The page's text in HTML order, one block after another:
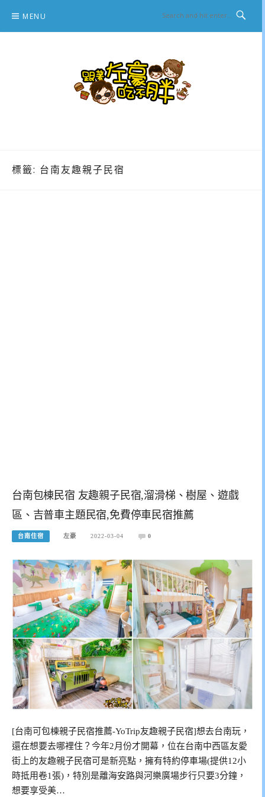
content
MENU
標籤: 台南友趣親子民宿
台南包棟民宿 友趣親子民宿,溜滑梯、樹屋、遊戲
區、吉普車主題民宿,免費停車民宿推薦
台南住宿 左豪 2022-03-04 0
[台南可包棟親子民宿推薦-YoTrip友趣親子民宿]想去台南玩，
還在想要去哪裡住？今年2月份才開幕，位在台南中西區友愛
街上的友趣親子民宿可是新亮點，擁有特約停車場(提供12小
時抵用卷1張)，特別是離海安路與河樂廣場步行只要3分鐘，
想要享受美…